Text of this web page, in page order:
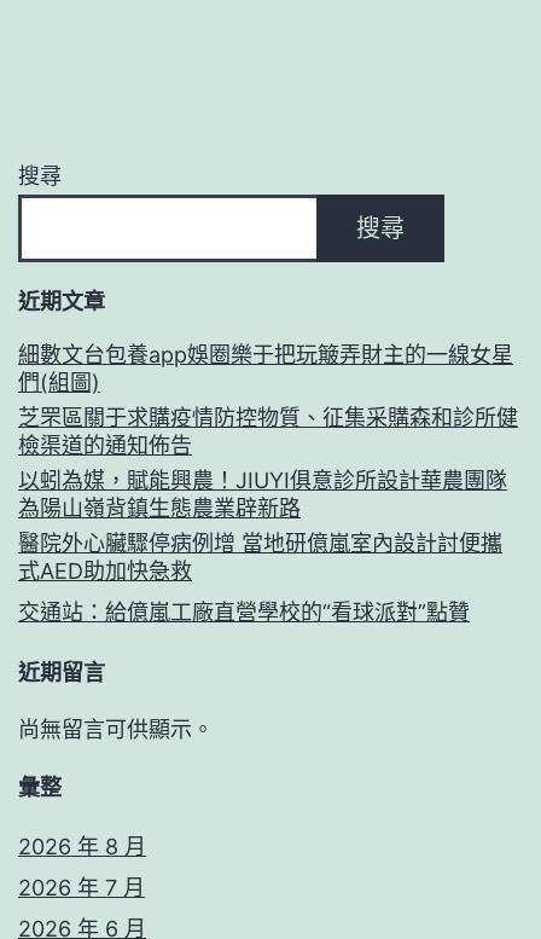
搜尋
搜尋
近期文章
細數文台包養app娛圈樂于把玩簸弄財主的一線女星
們(組圖)
芝罘區關于求購疫情防控物質、征集采購森和診所健
檢渠道的通知佈告
以蚓為媒，賦能興農！JIUYI俱意診所設計華農團隊
為陽山嶺背鎮生態農業辟新路
醫院外心臟驟停病例增 當地研億嵐室內設計討便攜
式AED助加快急救
交通站：給億嵐工廠直營學校的“看球派對”點贊
近期留言
尚無留言可供顯示。
彙整
2026 年 8 月
2026 年 7 月
2026 年 6 月